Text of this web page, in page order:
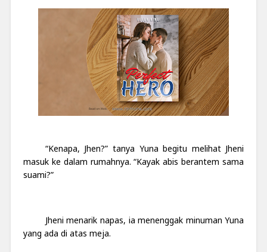
“Kenapa, Jhen?” tanya Yuna begitu melihat Jheni
masuk ke dalam rumahnya. “Kayak abis berantem sama
suami?”
Jheni menarik napas, ia menenggak minuman Yuna
yang ada di atas meja.